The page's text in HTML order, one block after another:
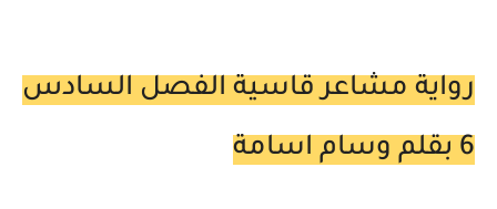
رواية مشاعر قاسية الفصل السادس
6 بقلم وسام اسامة